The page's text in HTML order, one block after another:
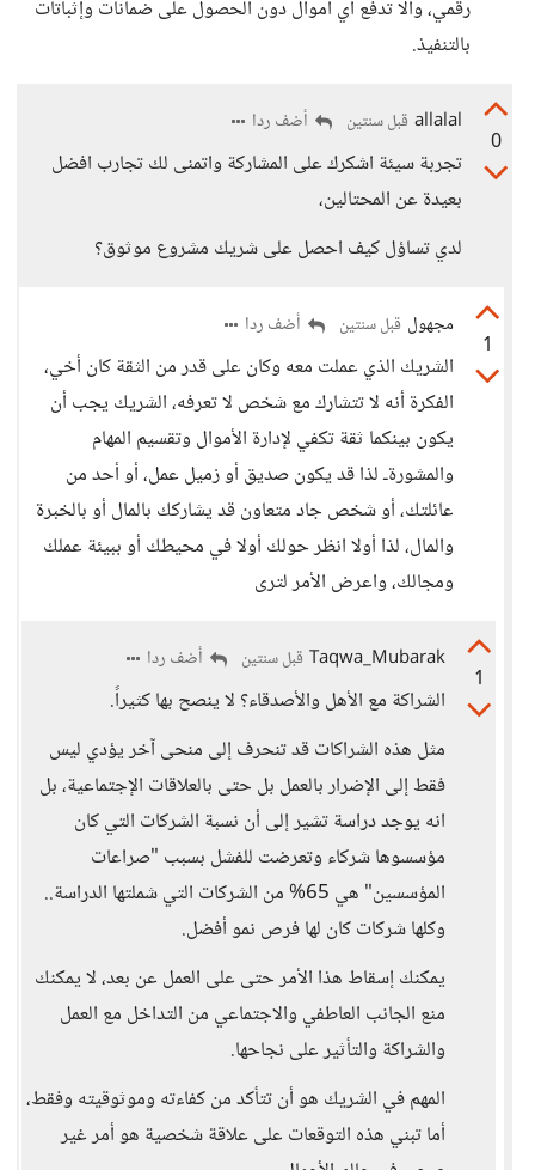
رقمي، وألا تدفع أي أموال دون الحصول على ضمانات وإثباتات
بالتنفيذ.
0
allalal قبل سنتين أضف ردا
تجربة سيئة اشكرك على المشاركة واتمنى لك تجارب افضل
بعيدة عن المحتالين،
لدي تساؤل كيف احصل على شريك مشروع موثوق؟
1
مجهول قبل سنتين أضف ردا
الشريك الذي عملت معه وكان على قدر من الثقة كان أخي،
الفكرة أنه لا تتشارك مع شخص لا تعرفه، الشريك يجب أن
يكون بينكما ثقة تكفي لإدارة الأموال وتقسيم المهام
والمشورةـ لذا قد يكون صديق أو زميل عمل، أو أحد من
عائلتك، أو شخص جاد متعاون قد يشاركك بالمال أو بالخبرة
والمال، لذا أولا انظر حولك أولا في محيطك أو ببيئة عملك
ومجالك، واعرض الأمر لترى
1
Taqwa_Mubarak قبل سنتين أضف ردا
الشراكة مع الأهل والأصدقاء؟ لا ينصح بها كثيراً.
مثل هذه الشراكات قد تنحرف إلى منحى آخر يؤدي ليس
فقط إلى الإضرار بالعمل بل حتى بالعلاقات الإجتماعية، بل
انه يوجد دراسة تشير إلى أن نسبة الشركات التي كان
مؤسسوها شركاء وتعرضت للفشل بسبب "صراعات
المؤسسين" هي 65% من الشركات التي شملتها الدراسة..
وكلها شركات كان لها فرص نمو أفضل.
يمكنك إسقاط هذا الأمر حتى على العمل عن بعد، لا يمكنك
منع الجانب العاطفي والاجتماعي من التداخل مع العمل
والشراكة والتأثير على نجاحها.
المهم في الشريك هو أن تتأكد من كفاءته وموثوقيته وفقط،
أما تبني هذه التوقعات على علاقة شخصية هو أمر غير